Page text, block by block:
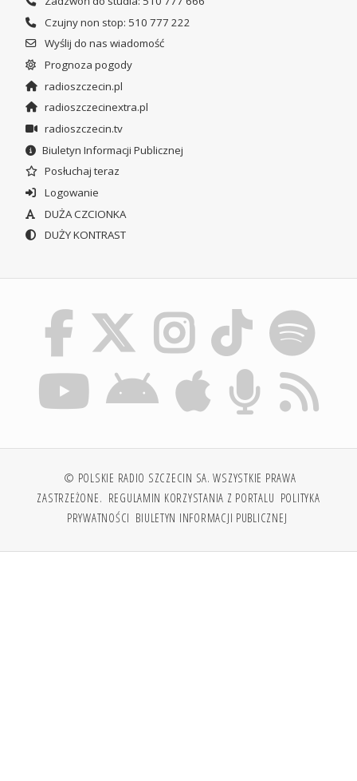
Czujny non stop: 510 777 222
Wyślij do nas wiadomość
Prognoza pogody
radioszczecin.pl
radioszczecinextra.pl
radioszczecin.tv
Biuletyn Informacji Publicznej
Posłuchaj teraz
Logowanie
DUŻA CZCIONKA
DUŻY KONTRAST
© POLSKIE RADIO SZCZECIN SA. WSZYSTKIE PRAWA
ZASTRZEŻONE. REGULAMIN KORZYSTANIA Z PORTALU POLITYKA
PRYWATNOŚCI BIULETYN INFORMACJI PUBLICZNEJ